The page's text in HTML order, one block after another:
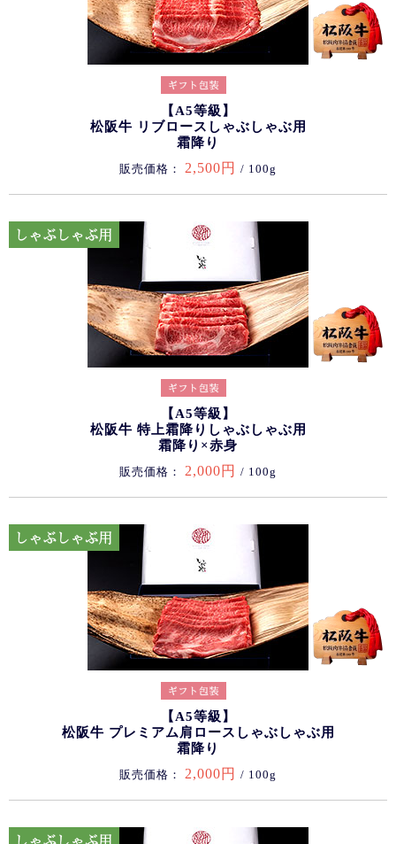
【A5等級】
松阪牛 リブロースしゃぶしゃぶ用
霜降り
販売価格： 2,500円 / 100g
【A5等級】
松阪牛 特上霜降りしゃぶしゃぶ用
霜降り×赤身
販売価格： 2,000円 / 100g
【A5等級】
松阪牛 プレミアム肩ロースしゃぶしゃぶ用
霜降り
販売価格： 2,000円 / 100g